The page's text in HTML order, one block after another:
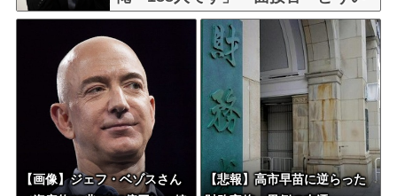
う風に考えましたか？」 俺「知っ
てました」→この後『こう』なった
んだがマジで納得いかな
い！！！！！
【画像】ジェフ・ベゾスさん
【悲報】高市早苗に逆らった